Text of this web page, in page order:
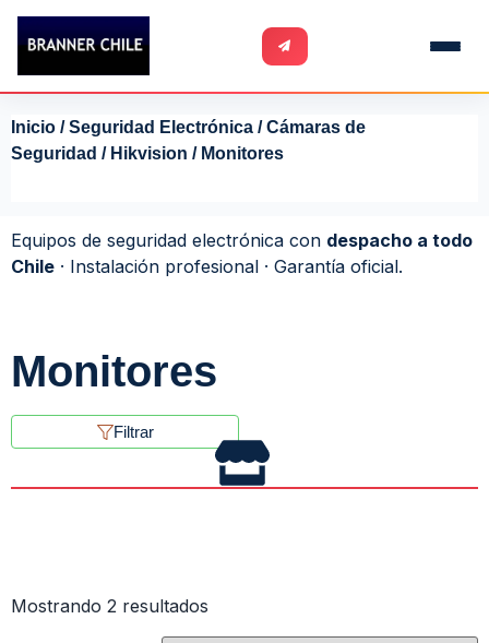
Inicio /Seguridad Electrónica /Cámaras de
Seguridad / Hikvision / Monitores
Equipos de seguridad electrónica con despacho a todo
Chile · Instalación profesional · Garantía oficial.
Monitores
Filtrar
Mostrando 2 resultados